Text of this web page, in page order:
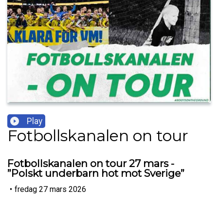
Play
Fotbollskanalen on tour
Fotbollskanalen on tour 27 mars -
”Polskt underbarn hot mot Sverige”
• fredag 27 mars 2026